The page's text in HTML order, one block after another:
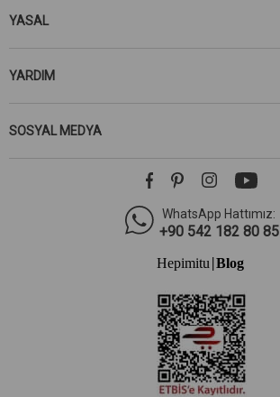
YASAL
YARDIM
SOSYAL MEDYA
WhatsApp Hattımız:
+90 542 182 80 85
Hepimitu| Blog